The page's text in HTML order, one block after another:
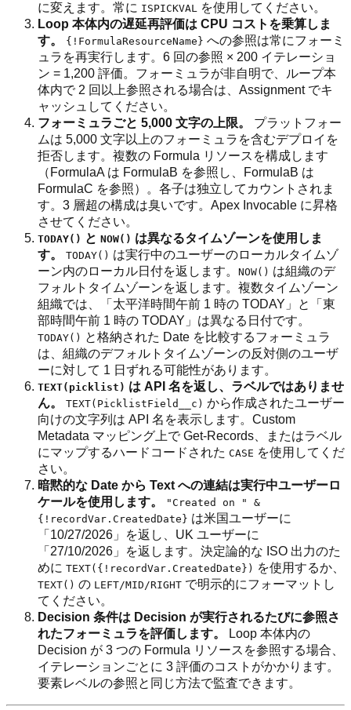
に変えます。常に ISPICKVAL を使用してください。
Loop 本体内の遅延再評価は CPU コストを乗算しま
す。
{!FormulaResourceName} への参照は常にフォーミ
ュラを再実行します。6 回の参照 × 200 イテレーショ
ン = 1,200 評価。フォーミュラが非自明で、ループ本
体内で 2 回以上参照される場合は、Assignment でキ
ャッシュしてください。
フォーミュラごと 5,000 文字の上限。
プラットフォー
ムは 5,000 文字以上のフォーミュラを含むデプロイを
拒否します。複数の Formula リソースを構成します
（FormulaA は FormulaB を参照し、FormulaB は
FormulaC を参照）。各子は独立してカウントされま
す。3 層超の構成は臭いです。Apex Invocable に昇格
させてください。
TODAY() と NOW() は異なるタイムゾーンを使用しま
す。
TODAY() は実行中のユーザーのローカルタイムゾ
ーン内のローカル日付を返します。 NOW() は組織のデ
フォルトタイムゾーンを返します。複数タイムゾーン
組織では、「太平洋時間午前 1 時の TODAY」と「東
部時間午前 1 時の TODAY」は異なる日付です。
TODAY() と格納された Date を比較するフォーミュラ
は、組織のデフォルトタイムゾーンの反対側のユーザ
ーに対して 1 日ずれる可能性があります。
TEXT(picklist) は API 名を返し、ラベルではありませ
ん。
TEXT(PicklistField__c) から作成されたユーザー
向けの文字列は API 名を表示します。Custom
Metadata マッピング上で Get-Records、またはラベル
にマップするハードコードされた CASE を使用してくだ
さい。
暗黙的な Date から Text への連結は実行中ユーザーロ
ケールを使用します。
"Created on " &
{!recordVar.CreatedDate} は米国ユーザーに
「10/27/2026」を返し、UK ユーザーに
「27/10/2026」を返します。決定論的な ISO 出力のた
めに TEXT({!recordVar.CreatedDate}) を使用するか、
TEXT() の LEFT/MID/RIGHT で明示的にフォーマットし
てください。
Decision 条件は Decision が実行されるたびに参照さ
れたフォーミュラを評価します。
Loop 本体内の
Decision が 3 つの Formula リソースを参照する場合、
イテレーションごとに 3 評価のコストがかかります。
要素レベルの参照と同じ方法で監査できます。